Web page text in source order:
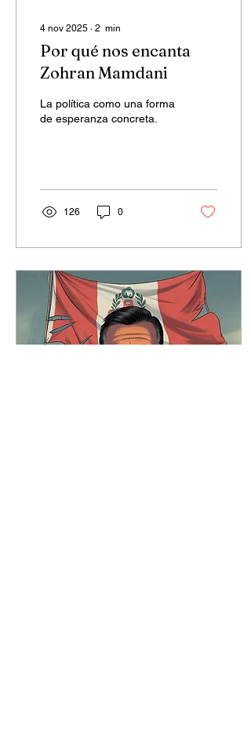
4 nov 2025 ∙ 2 min
Por qué nos encanta
Zohran Mamdani
La política como una forma
de esperanza concreta.
126 0